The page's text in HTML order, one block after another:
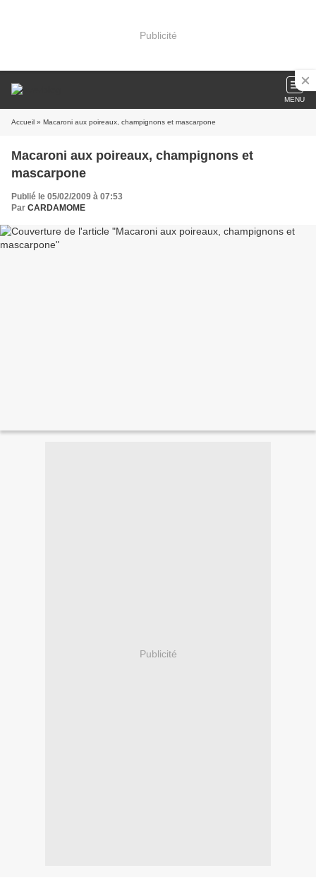
Publicité
MENU
Accueil » Macaroni aux poireaux, champignons et mascarpone
Macaroni aux poireaux, champignons et
mascarpone
Publié le 05/02/2009 à 07:53
Par CARDAMOME
Publicité